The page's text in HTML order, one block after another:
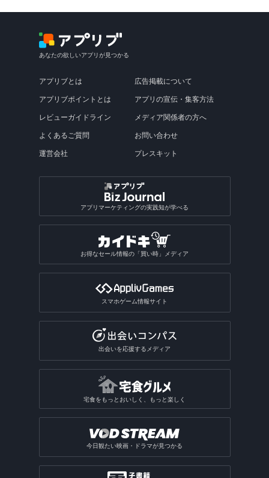
あなたの欲しいアプリが見つかる
アプリブとは
アプリブポイントとは
レビューガイドライン
よくあるご質問
運営会社
広告掲載について
アプリの宣伝・集客方法
メディア関係者の方へ
お問い合わせ
プレスキット
アプリマーケティングの実践知が学べる
お得なセール情報の「買い時」メディア
スマホゲーム情報サイト
出会いを応援するメディア
宅食をもっとおいしく、もっと楽しく
今日観たい映画・ドラマが見つかる